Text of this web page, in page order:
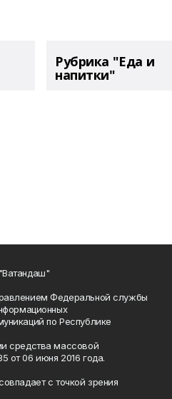
Рубрика "Еда и
напитки"
Федеральной службы
по Республике
средства массовой
от 06 июня 2016 года.
с точкой зрения